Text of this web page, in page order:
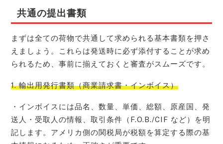
共通の提出書類
まずは全ての荷物で共通して求められる基本書類を押さ
えましょう。これらは発送時に必ず添付することが求め
られるため、事前に揃えておくと審査がスムーズです。
1. 輸出用発行書類（商業請求書・インボイス）
・インボイスには品名、数量、単価、総額、原産国、発
送人・受取人の情報、取引条件（F.O.B./CIF など）を明
記します。アメリカ側の関税局が税額を算定する際の基